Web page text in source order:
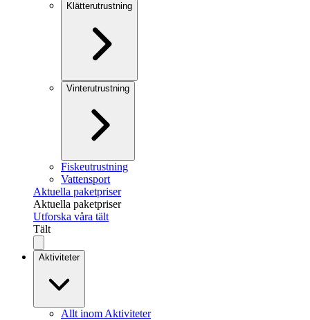
Klätterutrustning
Vinterutrustning
Fiskeutrustning
Vattensport
Aktuella paketpriser
Aktuella paketpriser
Utforska våra tält
Tält
Aktiviteter
Allt inom Aktiviteter